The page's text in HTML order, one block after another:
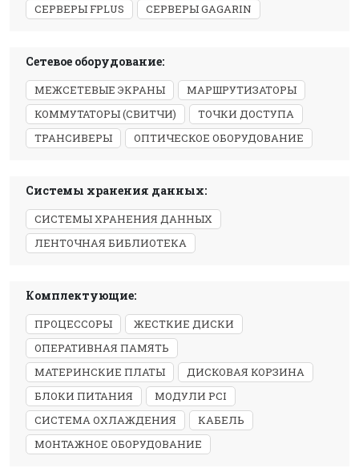
СЕРВЕРЫ FPLUS
СЕРВЕРЫ GAGARIN
Сетевое оборудование:
МЕЖСЕТЕВЫЕ ЭКРАНЫ
МАРШРУТИЗАТОРЫ
КОММУТАТОРЫ (СВИТЧИ)
ТОЧКИ ДОСТУПА
ТРАНСИВЕРЫ
ОПТИЧЕСКОЕ ОБОРУДОВАНИЕ
Системы хранения данных:
СИСТЕМЫ ХРАНЕНИЯ ДАННЫХ
ЛЕНТОЧНАЯ БИБЛИОТЕКА
Комплектующие:
ПРОЦЕССОРЫ
ЖЕСТКИЕ ДИСКИ
ОПЕРАТИВНАЯ ПАМЯТЬ
МАТЕРИНСКИЕ ПЛАТЫ
ДИСКОВАЯ КОРЗИНА
БЛОКИ ПИТАНИЯ
МОДУЛИ PCI
СИСТЕМА ОХЛАЖДЕНИЯ
КАБЕЛЬ
МОНТАЖНОЕ ОБОРУДОВАНИЕ